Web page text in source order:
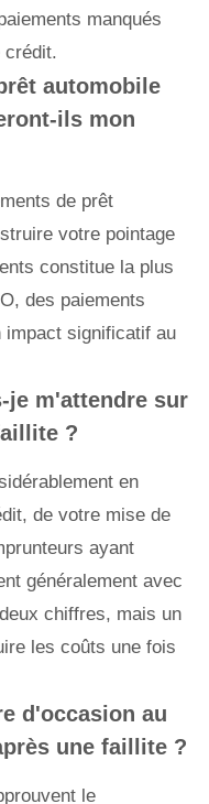
manqués
crédit.
automobile
ils mon
de prêt
votre pointage
constitue la plus
des paiements
impact significatif au
je m'attendre sur
?
en
de votre mise de
ayant
généralement avec
chiffres, mais un
les coûts une fois
d'occasion au
une faillite ?
le